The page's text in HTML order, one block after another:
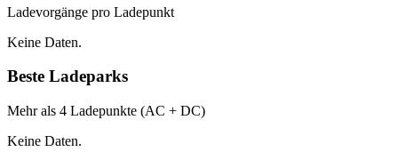
Ladevorgänge pro Ladepunkt
Keine Daten.
Beste Ladeparks
Mehr als 4 Ladepunkte (AC + DC)
Keine Daten.